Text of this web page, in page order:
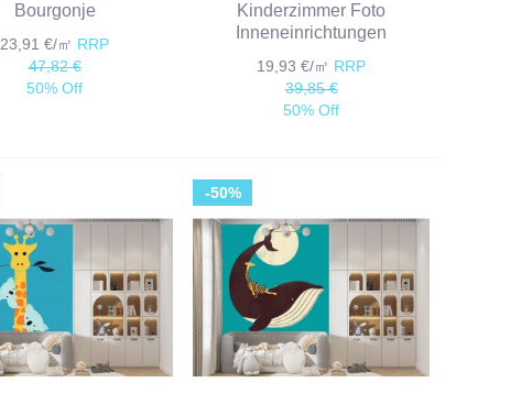
Bourgonje
23,91 €/㎡ RRP
47,82 €
50% Off
Kinderzimmer Foto
Inneneinrichtungen
19,93 €/㎡ RRP
39,85 €
50% Off
-50%